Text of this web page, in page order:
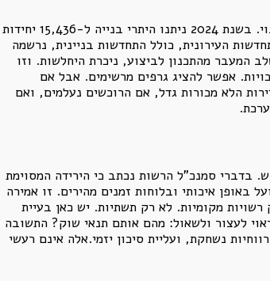
הנתון החשוב ביותר בדו"ח אינו מספר יחידות הדיור שאושרו בתכנון, אלא הירידה בהיתרי הבנייה בפינוי ובינוי. בשנת 2024 ניתנו היתרי בנייה ל-15,436 יחידות
היתרים ל-13,066 יחידות דיור בלבד. זו ירידה של כ-15%. בסך כל ההתחדשות העירונית, כולל התחדשות בניינית, נרשמה
2024 ל-28,902 בשנת 2025, ירידה של כ-7%.כלומר, דווקא בשלב המעבר מהתכנון לביצוע, ניכרת היחלשות. וזו
אפשר להציג גרפים מרשימים. אבל אם
הלא מכורות גדל, אם הרוכשים נעלמים, ואם
שבשנת 2025 התחדד הפער בין תכנון למימוש. בדברי סמנכ"ל הרשות נכתב כי הירידה המסוימת
איכותי ובלוחות זמנים מהירים. זו אמירה
מקומיות. לא רק תשתיות. יש כאן בעיית
לעצור ולשאול: מהם אותם תנאי שוק? התשובה
נשחקת, ועליית סיכון יזמי.אלה אינם רעשי